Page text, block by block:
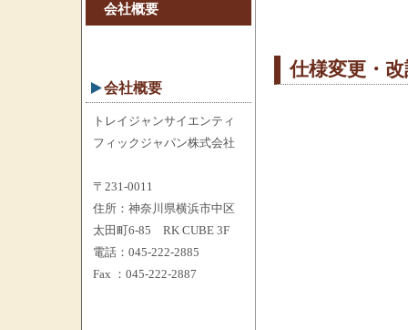
会社概要
会社概要
トレイジャンサイエンティ
フィックジャパン株式会社
〒231-0011
住所：神奈川県横浜市中区
太田町6-85 RK CUBE 3F
電話：045-222-2885
Fax ：045-222-2887
仕様変更・